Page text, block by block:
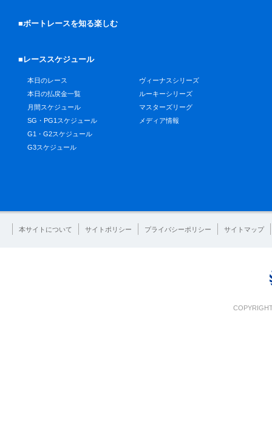
■ボートレースを知る楽しむ
■レーススケジュール
本日のレース
本日の払戻金一覧
月間スケジュール
SG・PG1スケジュール
G1・G2スケジュール
G3スケジュール
ヴィーナスシリーズ
ルーキーシリーズ
マスターズリーグ
メディア情報
本サイトについて サイトポリシー プライバシーポリシー サイトマップ